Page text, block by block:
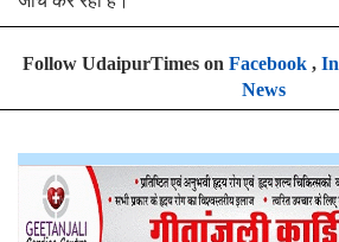
Follow UdaipurTimes on Facebook,
News